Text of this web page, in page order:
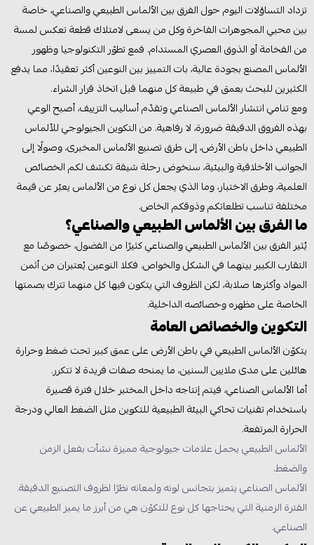
تزداد التساؤلات اليوم حول الفرق بين الألماس الطبيعي والصناعي، خاصة
بين محبي المجوهرات الفاخرة وكل من يسعى لامتلاك قطعة تعكس لمسة
من الفخامة أو الذوق العصري المستدام. فمع تطوّر التكنولوجيا وظهور
الألماس المصنع بجودة عالية، بات التمييز بين النوعين أكثر تعقيدًا، مما يدفع
الكثيرين للبحث بعمق في طبيعة كل منهما قبل اتخاذ قرار الشراء.
ومع تنامي انتشار الألماس الصناعي وتقدّم أساليب التزييف، أصبح الوعي
بهذه الفروق الدقيقة ضرورة، لا رفاهية. من التكوين الجيولوجي للألماس
الطبيعي داخل باطن الأرض، إلى طرق تصنيع الألماس المخبرى، وصولًا إلى
الجوانب الأخلاقية والبيئية، سنخوض رحلة شيقة تكشف لكم الخصائص
العلمية، وطرق الاختبار، وما الذي يجعل كل نوع من الألماس يعبّر عن قيمة
مختلفة تناسب تطلعاتكم وذوقكم الخاص.
ما الفرق بين الألماس الطبيعي والصناعي؟
يُثير الفرق بين الألماس الطبيعي والصناعي كثيرًا من الفضول، خصوصًا مع
التقارب الكبير بينهما في الشكل والخواص. فكلا النوعين يُعتبران من أثمن
المواد وأكثرها صلابة، لكن الظروف التي يتكون فيها كل منهما تترك بصمتها
الخاصة على مظهره وخصائصه الداخلية.
التكوين والخصائص العامة
يتكوّن الألماس الطبيعي في باطن الأرض على عمق كبير تحت ضغط وحرارة
هائلين على مدى ملايين السنين، ما يمنحه صفات فريدة لا تتكرر.
أما الألماس الصناعي، فيتم إنتاجه داخل المختبر خلال فترة قصيرة
باستخدام تقنيات تحاكي البيئة الطبيعية للتكوين مثل الضغط العالي ودرجة
الحرارة المرتفعة.
الألماس الطبيعي يحمل علامات جيولوجية مميزة نشأت بفعل الزمن
والضغط.
الألماس الصناعي يتميز بتجانس لونه ولمعانه نظرًا لظروف التصنيع الدقيقة.
الفترة الزمنية التي يحتاجها كل نوع للتكوّن هي من أبرز ما يميز الطبيعي عن
الصناعي.